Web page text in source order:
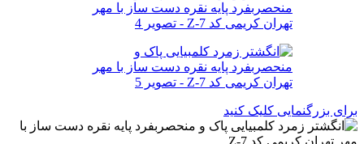
برای بزرگنمایی کلیک کنید